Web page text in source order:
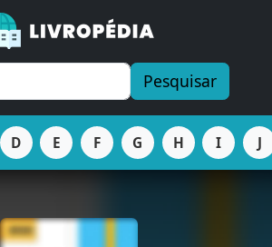
Pesquisar
D E F G H I J